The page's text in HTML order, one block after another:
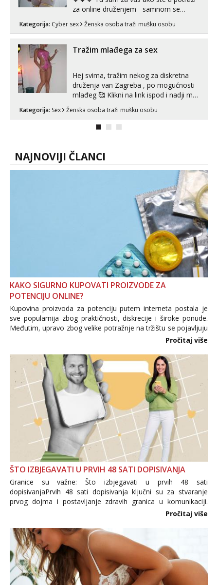
za online druženjem - samnom se
možete zabaviti preko videopoziva, ili
ako vam nisam dovoljna radim i u paru i
😉 Radim i vruća tipkanja uz slike i hot
line pozive. Za vas sam pripremila ...
Kategorija: Cyber sex Ženska osoba traži mušku osobu
Tražim mlađega za sex
Hej svima, tražim nekog za diskretna
druženja van Zagreba , po mogućnosti
mlađeg 🥰 Klikni na link ispod i nadji me
Kategorija: Sex Ženska osoba traži mušku osobu
NAJNOVIJI ČLANCI
KAKO SIGURNO KUPOVATI PROIZVODE ZA
POTENCIJU ONLINE?
Kupovina proizvoda za potenciju putem interneta postala je
sve popularnija zbog praktičnosti, diskrecije i široke ponude.
Međutim, upravo zbog velike potražnje na tržištu se pojavljuju
i brojni krivotvoreni proizvodi, nepouzdane internetske
Pročitaj više
ŠTO IZBJEGAVATI U PRVIH 48 SATI DOPISIVANJA
Granice su važne: Što izbjegavati u prvih 48 sati
dopisivanjaPrvih 48 sati dopisivanja ključni su za stvaranje
prvog dojma i postavljanje zdravih granica u komunikaciji.
Važno je izbjeći prebrzo otkrivanje osobnih ili intimnih
informacija, jer nepoznata osoba još nije zaslužila to
povjerenje. Takođe...
Pročitaj više